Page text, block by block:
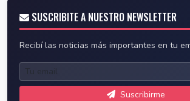
SUSCRIBITE A NUESTRO NEWSLETTER
Recibí las noticias más importantes en tu
Suscribirme